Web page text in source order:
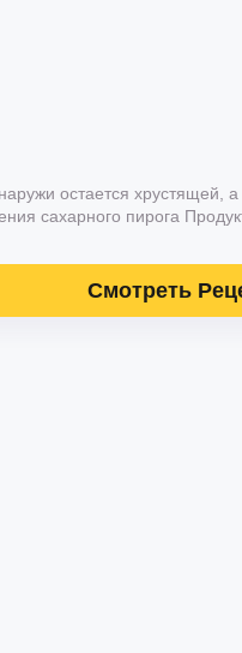
остается
сахарного пирога
Смотреть